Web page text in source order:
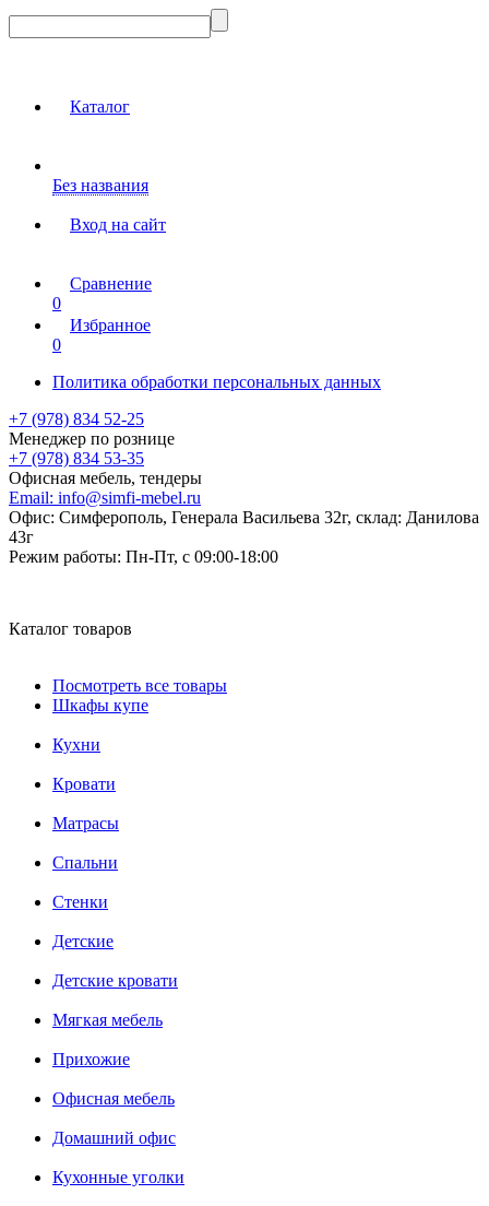
Каталог
Без названия
Вход на сайт
Сравнение
0
Избранное
0
Политика обработки персональных данных
+7 (978) 834 52-25
Менеджер по рознице
+7 (978) 834 53-35
Офисная мебель, тендеры
Email: info@simfi-mebel.ru
Офис: Симферополь, Генерала Васильева 32г, склад: Данилова
43г
Режим работы: Пн-Пт, с 09:00-18:00
Каталог товаров
Посмотреть все товары
Шкафы купе
Кухни
Кровати
Матрасы
Cпальни
Стенки
Детские
Детские кровати
Мягкая мебель
Прихожие
Офисная мебель
Домашний офис
Кухонные уголки